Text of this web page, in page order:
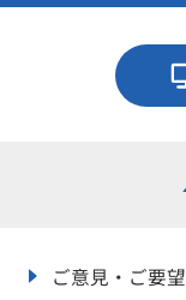
ご意見・ご要望